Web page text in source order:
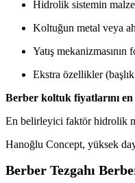
Hidrolik sistemin
Koltuğun metal veya
Yatış
Ekstra özellikler
Berber koltuk fiyatlarını
En belirleyici faktör hidrolik
Hanoğlu Concept, yüksek
Berber Tezgahı